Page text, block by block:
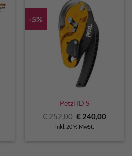
-5%
Petzl ID S
€252,00 Ursprünglicher
Preis
war:
€ 240,00
inkl. 20 % MwSt.